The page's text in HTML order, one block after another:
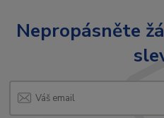
Nepropásněte